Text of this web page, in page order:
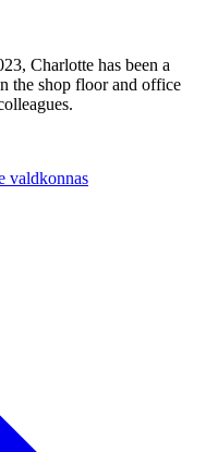
Charlotte has been a
the shop floor and office
valdkonnas